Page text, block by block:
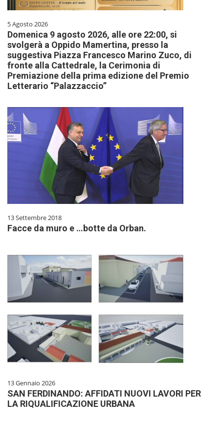
5 Agosto 2026
Domenica 9 agosto 2026, alle ore 22:00, si
svolgerà a Oppido Mamertina, presso la
suggestiva Piazza Francesco Marino Zuco, di
fronte alla Cattedrale, la Cerimonia di
Premiazione della prima edizione del Premio
Letterario “Palazzaccio”
13 Settembre 2018
Facce da muro e …botte da Orban.
13 Gennaio 2026
SAN FERDINANDO: AFFIDATI NUOVI LAVORI PER
LA RIQUALIFICAZIONE URBANA